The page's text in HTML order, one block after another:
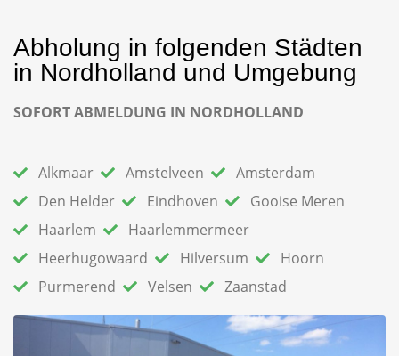
Abholung in folgenden Städten
in Nordholland und Umgebung
SOFORT ABMELDUNG IN NORDHOLLAND
Alkmaar Amstelveen
Amsterdam
Den Helder
Eindhoven
Gooise Meren
Haarlem
Haarlemmermeer
Heerhugowaard
Hilversum
Hoorn
Purmerend
Velsen Zaanstad